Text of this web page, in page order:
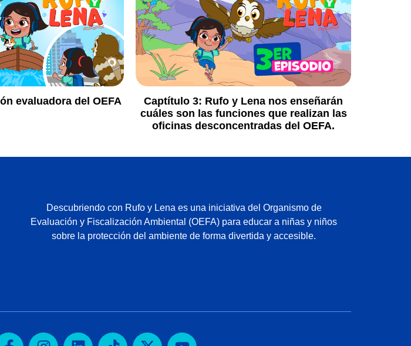
evaluadora del OEFA Captítulo 3: Rufo y Lena nos enseñarán
cuáles son las funciones que realizan las
oficinas desconcentradas del OEFA.
Descubriendo con Rufo y Lena es una iniciativa del Organismo de
Evaluación y Fiscalización Ambiental (OEFA) para educar a niñas y niños
sobre la protección del ambiente de forma divertida y accesible.